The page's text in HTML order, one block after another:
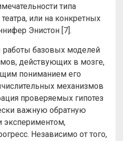
типа
или на конкретных
Энистон [7].
базовых моделей
действующих в мозге,
пониманием его
механизмов
проверяемых гипотез
важную обратную
экспериментом,
Независимо от того,